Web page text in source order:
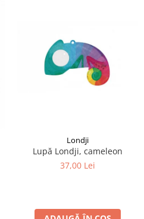
Londji
Lupă Londji, cameleon
37,00 Lei